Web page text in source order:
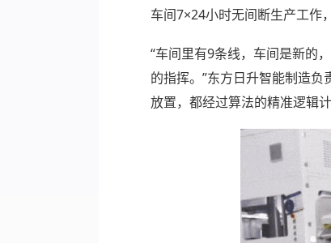
车间7×24小时无间断生产工作
“车间里有9条线，车间是新的
的指挥。”东方日升智能制造
放置，都经过算法的精准逻辑